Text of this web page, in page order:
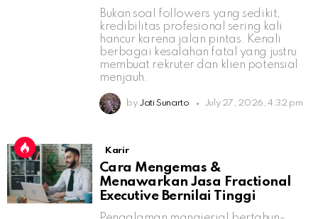
Bukan soal followers yang sedikit,
kredibilitas profesional sering kali
hancur karena jalan pintas. Kenali
berbagai kesalahan fatal yang justru
membuat rekruter dan klien potensial
menjauh.
by Jati Sunarto July 27, 2026, 4:32 pm
Karir
Cara Mengemas &
Menawarkan Jasa Fractional
Executive Bernilai Tinggi